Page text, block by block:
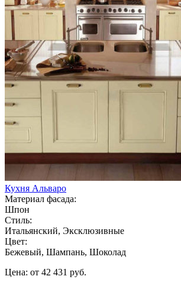
Кухня Альваро
Материал фасада:
Шпон
Стиль:
Итальянский, Эксклюзивные
Цвет:
Бежевый, Шампань, Шоколад
Цена: от 42 431 руб.